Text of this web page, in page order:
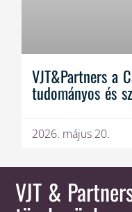
VJT&Partners a
tudományos és
2026. május 20.
VJT &